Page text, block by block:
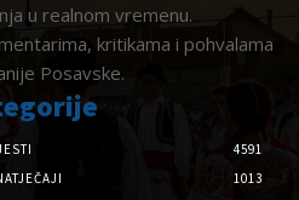
u realnom vremenu.
kritikama i pohvalama
Posavske.
4591
1013